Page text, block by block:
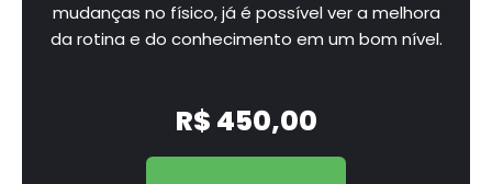
mudanças no físico, já é possível ver a melhora
da rotina e do conhecimento em um bom nível.
R$ 450,00